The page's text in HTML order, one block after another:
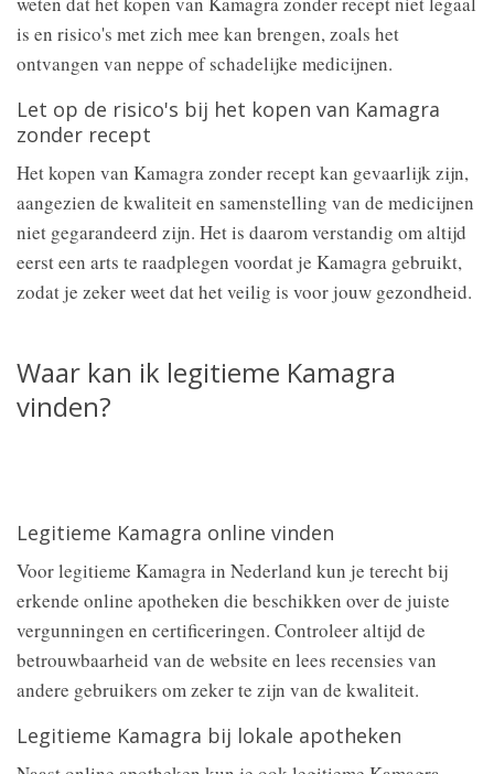
is en risico's met zich mee kan brengen, zoals het
ontvangen van neppe of schadelijke medicijnen.
Let op de risico's bij het kopen van Kamagra
zonder recept
Het kopen van Kamagra zonder recept kan gevaarlijk zijn,
aangezien de kwaliteit en samenstelling van de medicijnen
niet gegarandeerd zijn. Het is daarom verstandig om altijd
eerst een arts te raadplegen voordat je Kamagra gebruikt,
zodat je zeker weet dat het veilig is voor jouw gezondheid.
Waar kan ik legitieme Kamagra
vinden?
Legitieme Kamagra online vinden
Voor legitieme Kamagra in Nederland kun je terecht bij
erkende online apotheken die beschikken over de juiste
vergunningen en certificeringen. Controleer altijd de
betrouwbaarheid van de website en lees recensies van
andere gebruikers om zeker te zijn van de kwaliteit.
Legitieme Kamagra bij lokale apotheken